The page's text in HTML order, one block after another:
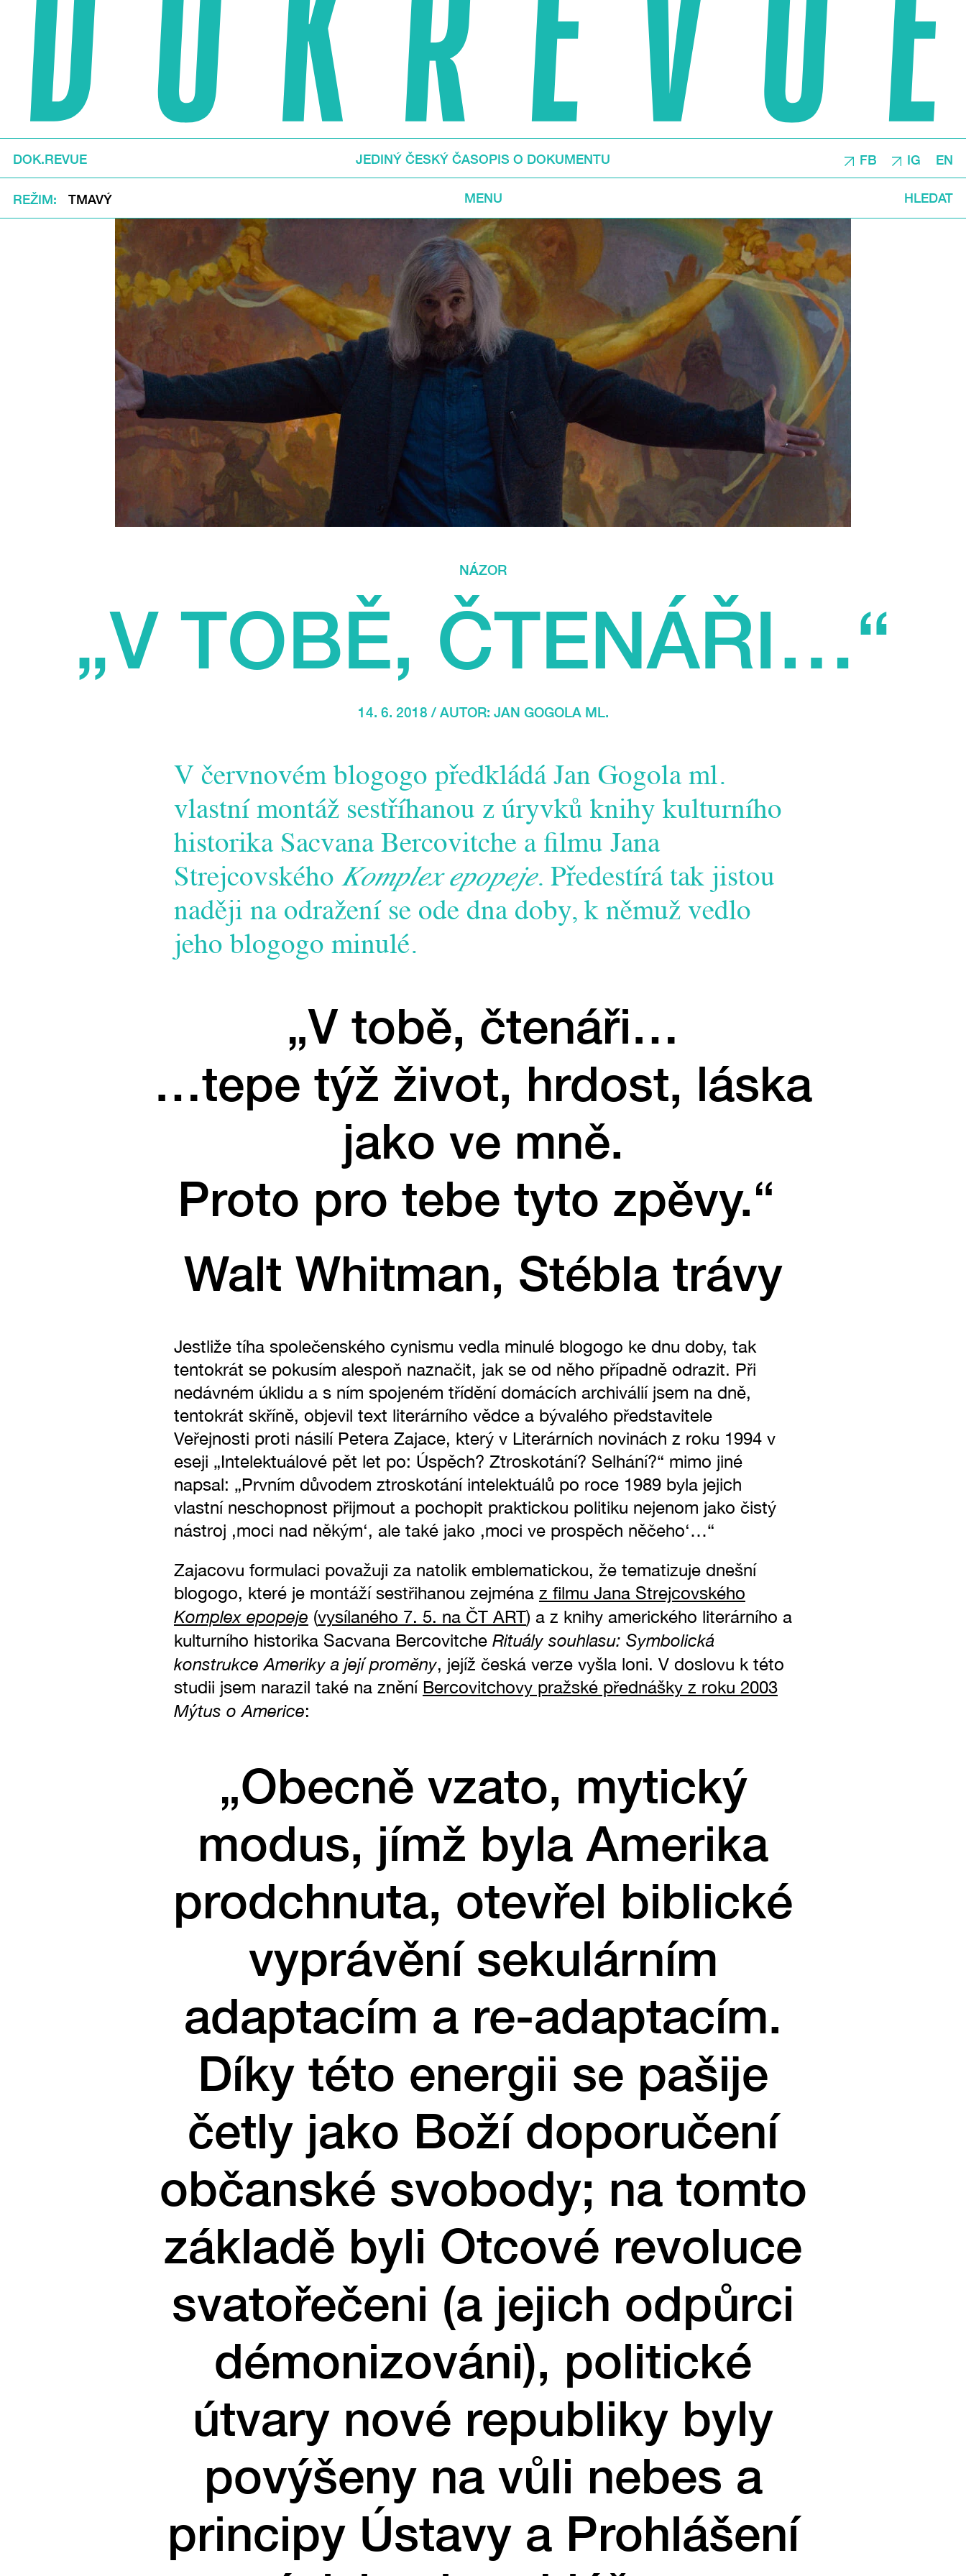
DOK.REVUE JEDINÝ ČESKÝ ČASOPIS O DOKUMENTU FB IG EN
REŽIM TMAVÝ MENU HLEDAT
NÁZOR
„V TOBĚ, ČTENÁŘI…“
14. 6. 2018 / AUTOR: JAN GOGOLA ML.
V červnovém blogogo předkládá Jan Gogola ml.
vlastní montáž sestříhanou z úryvků knihy kulturního
historika Sacvana Bercovitche a filmu Jana
Strejcovského Komplex epopeje. Předestírá tak jistou
naději na odražení se ode dna doby, k němuž vedlo
jeho blogogo minulé.
„V tobě, čtenáři…
…tepe týž život, hrdost, láska
jako ve mně.
Proto pro tebe tyto zpěvy.“
Walt Whitman, Stébla trávy
Jestliže tíha společenského cynismu vedla minulé blogogo ke dnu doby, tak
tentokrát se pokusím alespoň naznačit, jak se od něho případně odrazit. Při
nedávném úklidu a s ním spojeném třídění domácích archiválií jsem na dně,
tentokrát skříně, objevil text literárního vědce a bývalého představitele
Veřejnosti proti násilí Petera Zajace, který v Literárních novinách z roku 1994 v
eseji „Intelektuálové pět let po: Úspěch? Ztroskotání? Selhání?“ mimo jiné
napsal: „Prvním důvodem ztroskotání intelektuálů po roce 1989 byla jejich
vlastní neschopnost přijmout a pochopit praktickou politiku nejenom jako čistý
nástroj ‚moci nad někým‘, ale také jako ‚moci ve prospěch něčeho‘…“
Zajacovu formulaci považuji za natolik emblematickou, že tematizuje dnešní
blogogo, které je montáží sestřihanou zejména z filmu Jana Strejcovského
Komplex epopeje (vysílaného 7. 5. na ČT ART) a z knihy amerického literárního a
kulturního historika Sacvana Bercovitche Rituály souhlasu: Symbolická
konstrukce Ameriky a její proměny, jejíž česká verze vyšla loni. V doslovu k této
studii jsem narazil také na znění Bercovitchovy pražské přednášky z roku 2003
Mýtus o Americe:
„Obecně vzato, mytický
modus, jímž byla Amerika
prodchnuta, otevřel biblické
vyprávění sekulárním
adaptacím a re-adaptacím.
Díky této energii se pašije
četly jako Boží doporučení
občanské svobody; na tomto
základě byli Otcové revoluce
svatořečeni (a jejich odpůrci
démonizováni), politické
útvary nové republiky byly
povýšeny na vůli nebes a
principy Ústavy a Prohlášení